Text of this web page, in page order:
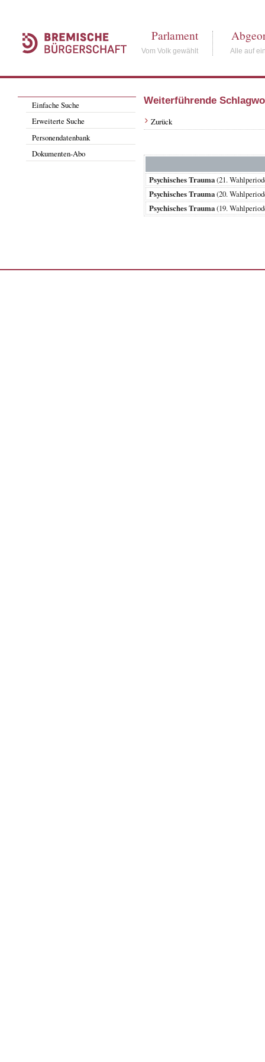
Parlament
Vom Volk gewählt Alle auf
Einfache Suche
Erweiterte Suche
Personendatenbank
Dokumenten-Abo
Weiterführende
Zurück
Psychisches Trauma(21.
Psychisches Trauma(20.
Psychisches Trauma(19.